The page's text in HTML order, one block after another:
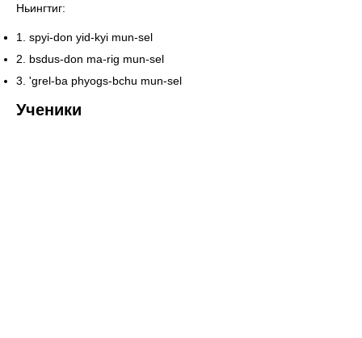
Ньингтиг:
1. spyi-don yid-kyi mun-sel
2. bsdus-don ma-rig mun-sel
3. 'grel-ba phyogs-bchu mun-sel
Ученики